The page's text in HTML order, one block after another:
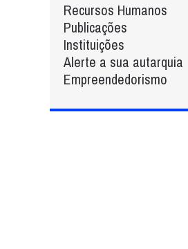
Recursos Humanos
Publicações
Instituições
Alerte a sua autarquia
Empreendedorismo